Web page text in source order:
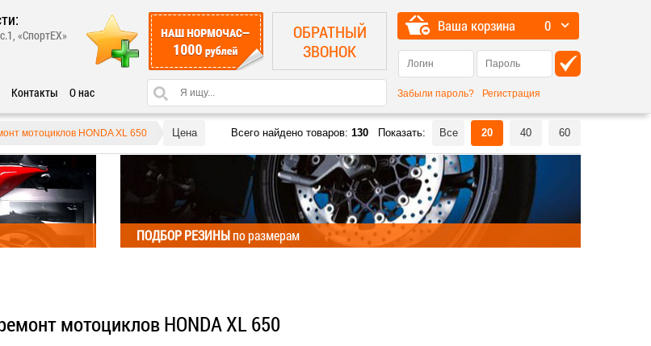
Ваша корзина 0
Регистрация
Забыли пароль?
«СпортЕХ»
ОБРАТНЫЙ
ЗВОНОК
Контакты О нас
мотоциклов HONDA XL 650
ПОДБОР РЕЗИНЫпо размерам
мотоциклов HONDA XL 650
Показать: Все 20 40 60
Всего найдено товаров: 130
Цена